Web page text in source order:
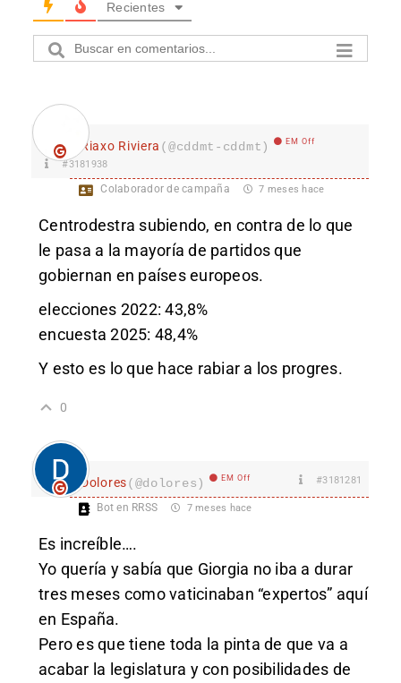
Recientes
Riaxo Riviera (@cddmt-cddmt) EM Off
#3181938
Colaborador de campaña 7 meses hace
Centrodestra subiendo, en contra de lo que
le pasa a la mayoría de partidos que
gobiernan en países europeos.
elecciones 2022: 43,8%
encuesta 2025: 48,4%
Y esto es lo que hace rabiar a los progres.
0
Dolores(@dolores) EM Off #3181281
Bot en RRSS 7 meses hace
Es increíble….
Yo quería y sabía que Giorgia no iba a durar
tres meses como vaticinaban “expertos” aquí
en España.
Pero es que tiene toda la pinta de que va a
acabar la legislatura y con posibilidades de